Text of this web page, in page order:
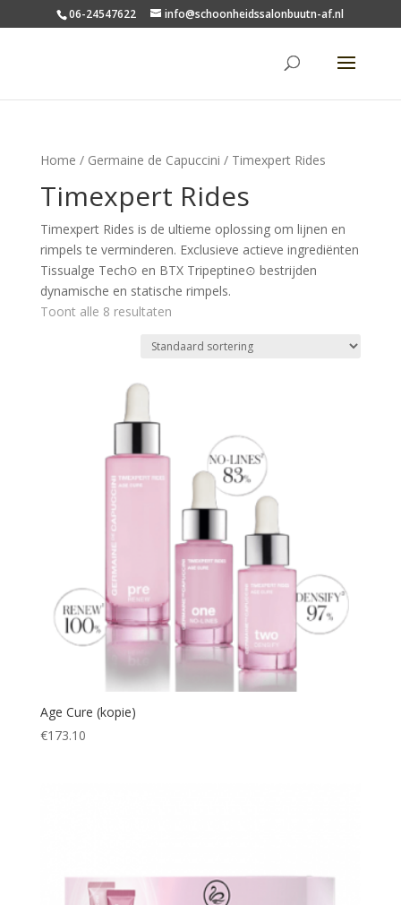
06-24547622 info@schoonheidssalonbuutn-af.nl
Home / Germaine de Capuccini / Timexpert Rides
Timexpert Rides
Timexpert Rides is de ultieme oplossing om lijnen en
rimpels te verminderen. Exclusieve actieve ingrediënten
Tissualge Tech⊙ en BTX Tripeptine⊙ bestrijden
dynamische en statische rimpels.
Toont alle 8 resultaten
Age Cure (kopie)
€173.10